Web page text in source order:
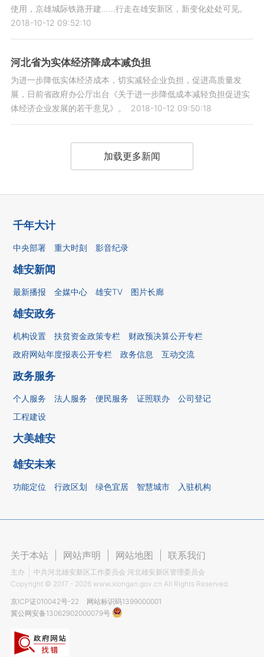
使用，京雄城际铁路开建……行走在雄安新区，新变化处处可见。
2018-10-12 09:52:10
河北省为实体经济降成本减负担
为进一步降低实体经济成本，切实减轻企业负担，促进高质量发
展，日前省政府办公厅出台《关于进一步降低成本减轻负担促进实
体经济企业发展的若干意见》。
2018-10-12 09:50:18
加载更多新闻
千年大计
中央部署 重大时刻 影音纪录
雄安新闻
最新播报 全媒中心 雄安TV 图片长廊
雄安政务
机构设置 扶贫资金政策专栏
财政预决算公开专栏
政府网站年度报表公开专栏
政务信息 互动交流
政务服务
个人服务 法人服务 便民服务 证照联办
公司登记
工程建设
大美雄安
雄安未来
功能定位 行政区划 绿色宜居 智慧城市 入驻机构
关于本站 网站声明 网站地图 联系我们
主办
中共河北雄安新区工作委员会 河北雄安新区管理委员会
Copyright © 2017 - 2026 www.xiongan.gov.cn All Rights Reserved.
京ICP证010042号-22
网站标识码1399000001
冀公网安备13062902000079号